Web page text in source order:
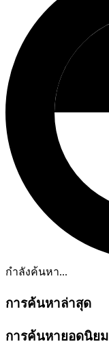
กำลังค้นหา...
การค้นหาล่าสุด
การค้นหายอดนิยม